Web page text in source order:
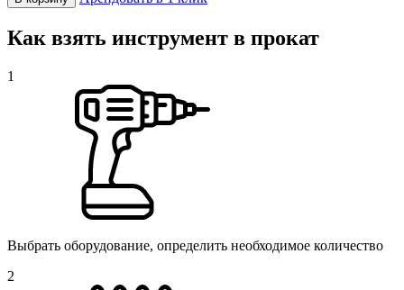
Как взять инструмент в прокат
1
Выбрать оборудование, определить необходимое количество
2